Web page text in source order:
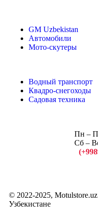
GM Uzbekistan
Автомобили
Мото-скутеры
Водный транспорт
Квадро-снегоходы
Садовая техника
Пн –
Сб –
© 2022-2025,
Узбекистане